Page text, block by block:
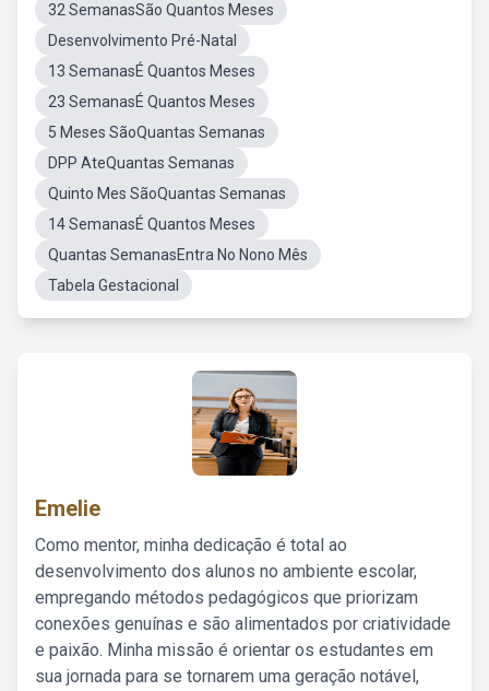
32 SemanasSão Quantos Meses
Desenvolvimento Pré-Natal
13 SemanasÉ Quantos Meses
23 SemanasÉ Quantos Meses
5 Meses SãoQuantas Semanas
DPP AteQuantas Semanas
Quinto Mes SãoQuantas Semanas
14 SemanasÉ Quantos Meses
Quantas SemanasEntra No Nono Mês
Tabela Gestacional
Emelie
Como mentor, minha dedicação é total ao
desenvolvimento dos alunos no ambiente escolar,
empregando métodos pedagógicos que priorizam
conexões genuínas e são alimentados por criatividade
e paixão. Minha missão é orientar os estudantes em
sua jornada para se tornarem uma geração notável,